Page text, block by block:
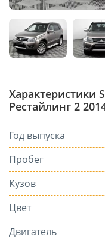
Характеристики
Рестайлинг 2
Год выпуска
Пробег
Кузов
Цвет
Двигатель